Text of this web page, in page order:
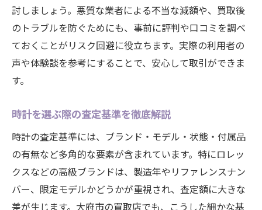
討しましょう。悪質な業者による不当な減額や、買取後
のトラブルを防ぐためにも、事前に評判や口コミを調べ
ておくことがリスク回避に役立ちます。実際の利用者の
声や体験談を参考にすることで、安心して取引ができま
す。
時計を選ぶ際の査定基準を徹底解説
時計の査定基準には、ブランド・モデル・状態・付属品
の有無など多角的な要素が含まれています。特にロレッ
クスなどの高級ブランドは、製造年やリファレンスナン
バー、限定モデルかどうかが重視され、査定額に大きな
差が生じます。大府市の買取店でも、こうした細かな基